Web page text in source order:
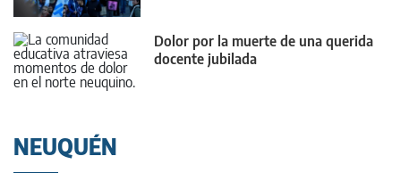
Dolor por la muerte de una querida
docente jubilada
NEUQUÉN